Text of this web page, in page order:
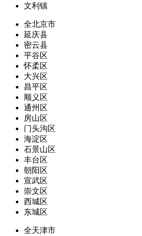
文利镇
全北京市
延庆县
密云县
平谷区
怀柔区
大兴区
昌平区
顺义区
通州区
房山区
门头沟区
海淀区
石景山区
丰台区
朝阳区
宣武区
崇文区
西城区
东城区
全天津市